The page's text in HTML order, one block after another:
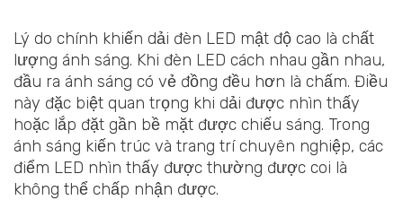
Lý do chính khiến dải đèn LED mật độ cao là chất
lượng ánh sáng. Khi đèn LED cách nhau gần nhau,
đầu ra ánh sáng có vẻ đồng đều hơn là chấm. Điều
này đặc biệt quan trọng khi dải được nhìn thấy
hoặc lắp đặt gần bề mặt được chiếu sáng. Trong
ánh sáng kiến trúc và trang trí chuyên nghiệp, các
điểm LED nhìn thấy được thường được coi là
không thể chấp nhận được.